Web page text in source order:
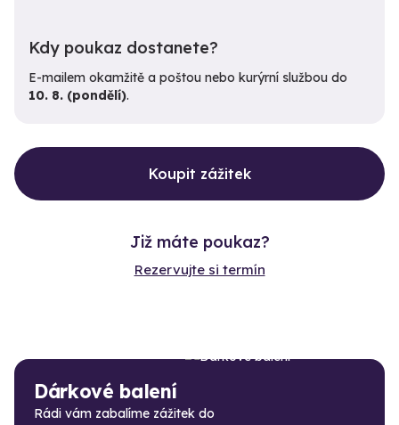
Kdy poukaz dostanete?
E-mailem okamžitě a poštou nebo kurýrní službou do
10. 8. (pondělí).
Koupit zážitek
Již máte poukaz?
Rezervujte si termín
Dárkové balení
Rádi vám zabalíme zážitek do